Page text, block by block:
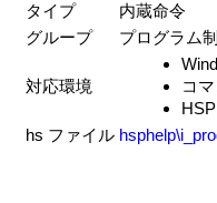
タイプ
内蔵命令
グループ
プログラム
対応環境
コ
hs ファイル